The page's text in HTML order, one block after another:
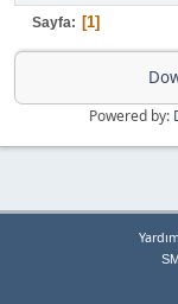
Sayfa 1
Powered by: